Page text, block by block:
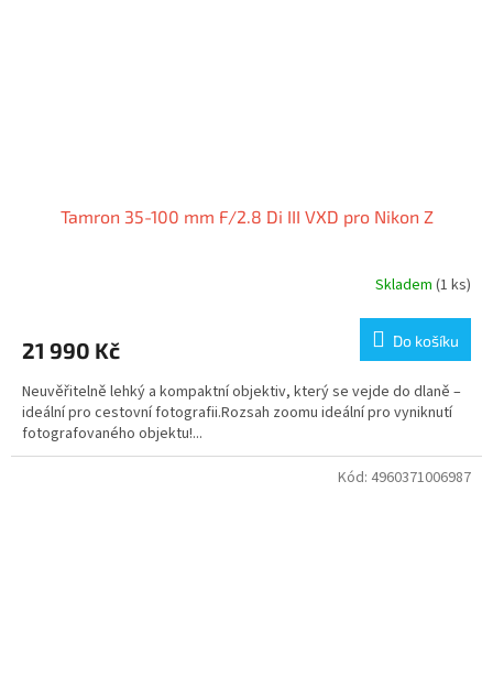
Tamron 35-100 mm F/2.8 Di III VXD pro Nikon Z
Skladem (1 ks)
21 990 Kč Do košíku
Neuvěřitelně lehký a kompaktní objektiv, který se vejde do dlaně –
ideální pro cestovní fotografii.Rozsah zoomu ideální pro vyniknutí
fotografovaného objektu!...
Kód: 4960371006987